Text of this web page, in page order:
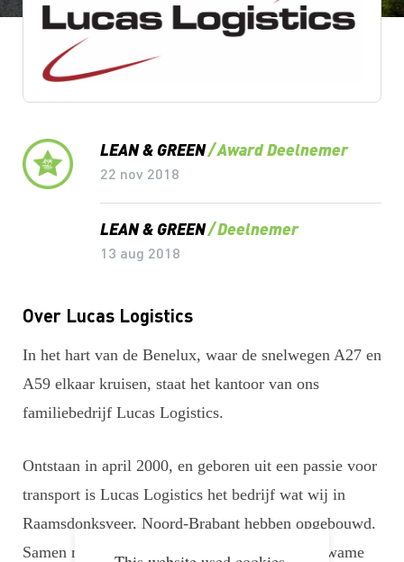
Lean & Green Milestones
LEAN & GREEN Award Deelnemer
22 nov 2018
LEAN & GREEN Deelnemer
13 aug 2018
Over Lucas Logistics
In het hart van de Benelux, waar de snelwegen A27 en
A59 elkaar kruisen, staat het kantoor van ons
familiebedrijf Lucas Logistics.
Ontstaan in april 2000, en geboren uit een passie voor
transport is Lucas Logistics het bedrijf wat wij in
Raamsdonksveer, Noord-Brabant hebben opgebouwd.
Samen met een trouw team van uiterst vakbekwame